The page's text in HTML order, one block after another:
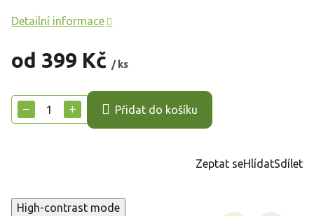
od 399 Kč / ks
cena:
+
− Přidat do košíku
Detailní informace
Zeptat seHlídatSdílet
High-contrast mode